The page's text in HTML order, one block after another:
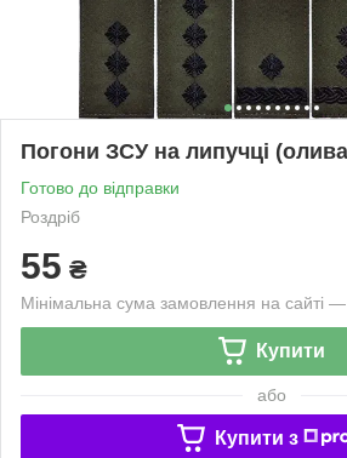
Погони ЗСУ на липучці
Готово до відправки
Роздріб
55 ₴
Мінімальна сума замовлення на сайті
Купити
або
Купити з